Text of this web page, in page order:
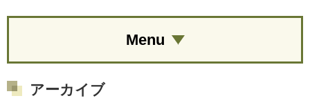
Menu
アーカイブ